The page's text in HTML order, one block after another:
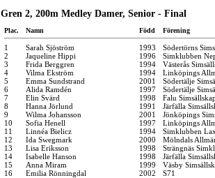
Gren 2, 200m Medley Damer, Senior - Final
Plac. Namn Född Förening
1 Sarah Sjöström 1993
Södertörns
2
Jaqueline Hippi 1996
Simklubben
3
Frida Berggren 1994
Västerås
4
Vilma Ekström 1994
Linköpings
5
Emma Sundstrand 2001
Södertälje
6
Alida Ramdén 1997
Södertälje
7
Elin Svärd 1998
Falu
8
Hanna Jörlund 1991
Järfälla
9
Wilma Johansson 2001
Jönköpings
10
Sofia Henell 1997
Linköpings
11
Linnéa Bielicz 1994
Simklubben
12
Ida Swegmark 2000
Mölndals
13
Lisa Eriksson 1998
Strängnäs
14
Isabelle Hanson 1998
Järfälla
15
Anna Miram 1999
Väsby
16
Emilia Rönningdal 2002 S71